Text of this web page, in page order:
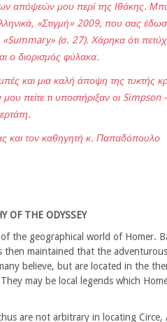
απόψεών μου περί της Ιθάκης.
«Στιγμή» 2009, που σας
«Summary» (σ. 27). Χάρηκα ότι
ο διορισμός φύλακα.
και μια καλή άποψη της τυκτής
πείτε τι υποστήριξαν οι Simpson
και τον καθηγητή κ. Παπαδόπουλο
OF THE ODYSSEY
the geographical world of Homer.
maintained that the
believe, but are located in the
may be local legends which
are not arbitrary in locating Circe,